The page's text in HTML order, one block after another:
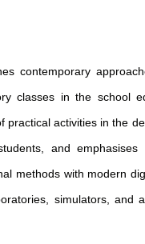
contemporary
classes in the school
practical activities in the
and
methods with modern
simulators, and